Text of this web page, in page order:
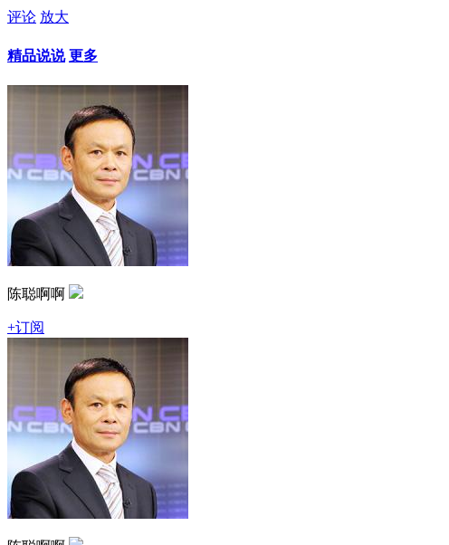
评论 放大
精品说说 更多
陈聪啊啊
+订阅